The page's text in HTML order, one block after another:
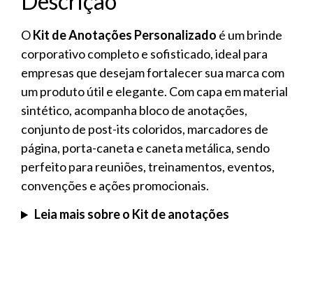
OKit de Anotações Personalizado é um brinde
corporativo completo e sofisticado, ideal para
empresas que desejam fortalecer sua marca com
um produto útil e elegante. Com capa em material
sintético, acompanha bloco de anotações,
conjunto de post-its coloridos, marcadores de
página, porta-caneta e caneta metálica, sendo
perfeito para reuniões, treinamentos, eventos,
convenções e ações promocionais.
Leia mais sobre o Kit de anotações